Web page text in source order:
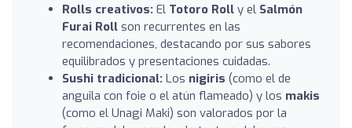
Rolls creativos: El Totoro Roll y el Salmón
Furai Roll son recurrentes en las
recomendaciones, destacando por sus sabores
equilibrados y presentaciones cuidadas.
Sushi tradicional: Los nigiris (como el de
anguila con foie o el atún flameado) y los makis
(como el Unagi Maki) son valorados por la